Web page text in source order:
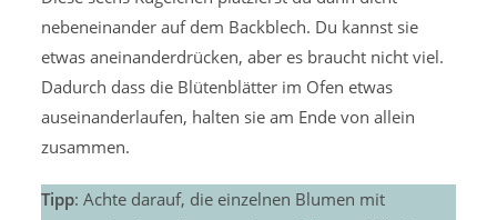
nebeneinander auf dem Backblech. Du kannst sie
etwas aneinanderdrücken, aber es braucht nicht viel.
Dadurch dass die Blütenblätter im Ofen etwas
auseinanderlaufen, halten sie am Ende von allein
zusammen.
Tipp: Achte darauf, die einzelnen Blumen mit